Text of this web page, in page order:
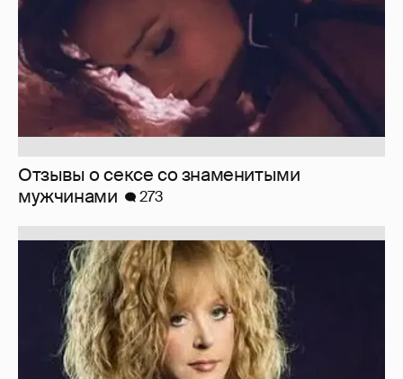
Отзывы о сексе со знаменитыми
мужчинами
273